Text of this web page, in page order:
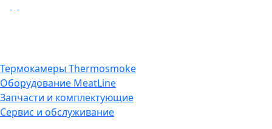
Термокамеры Thermosmoke
Оборудование MeatLine
Запчасти и комплектующие
Сервис и обслуживание